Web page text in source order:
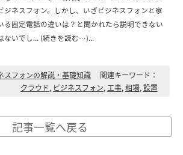
ジネスフォン。しかし、いざビジネスフォンと家
る固定電話の違いは？と聞かれたら説明できない
ないでし... (続きを読む…)...
スフォンの解説・基礎知識関連キーワード：
クラウド, ビジネスフォン, 工事, 相場, 設置
記事一覧へ戻る